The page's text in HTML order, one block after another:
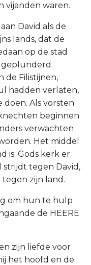
vijanden waren.
David als de
lands, dat de
op de stad
geplunderd
de Filistijnen,
hadden verlaten,
doen. Als vorsten
beginnen
verwachten
Het middel
is: Gods kerk er
strijdt tegen David,
zijn land.
om hun te hulp
de HEERE
zijn liefde voor
het hoofd en de